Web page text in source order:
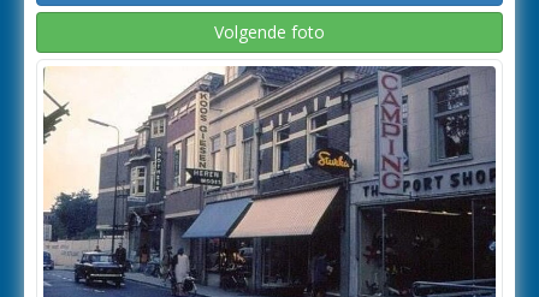
Volgende foto